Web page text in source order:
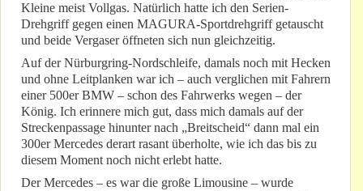
Kleine meist Vollgas. Natürlich hatte ich den Serien-
Drehgriff gegen einen MAGURA-Sportdrehgriff getauscht
und beide Vergaser öffneten sich nun gleichzeitig.
Auf der Nürburgring-Nordschleife, damals noch mit Hecken
und ohne Leitplanken war ich – auch verglichen mit Fahrern
einer 500er BMW – schon des Fahrwerks wegen – der
König. Ich erinnere mich gut, dass mich damals auf der
Streckenpassage hinunter nach „Breitscheid“ dann mal ein
300er Mercedes derart rasant überholte, wie ich das bis zu
diesem Moment noch nicht erlebt hatte.
Der Mercedes – es war die große Limousine – wurde